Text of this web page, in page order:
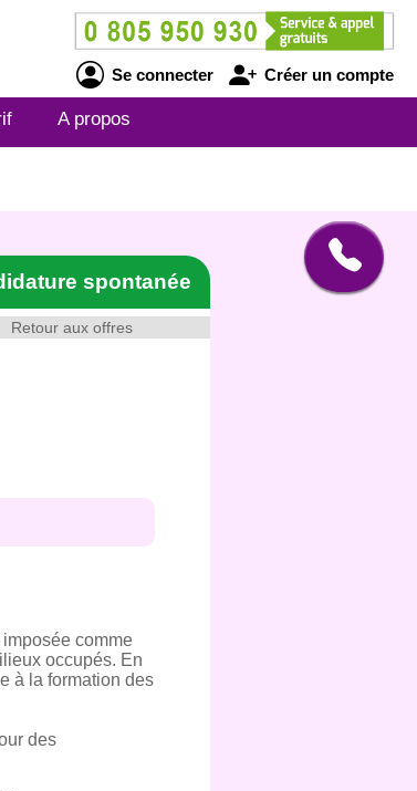
Se connecter Créer un compte
A propos
Retour aux offres
spontanée
imposée comme
occupés. En
à la formation des
des